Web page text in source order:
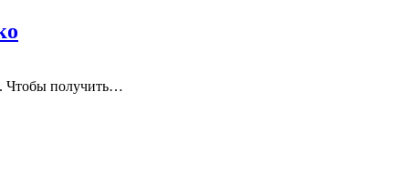
Чтобы получить…